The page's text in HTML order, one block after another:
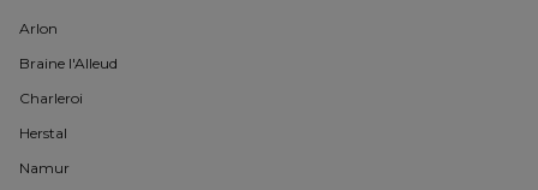
Arlon
Braine l'Alleud
Charleroi
Herstal
Namur